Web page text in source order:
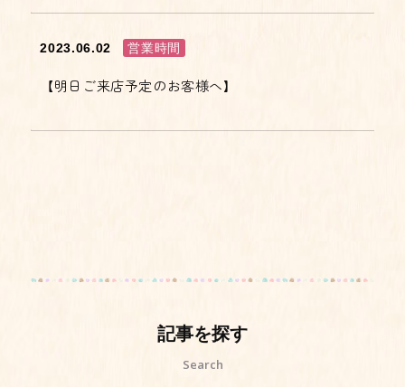
2023.06.02 営業時間
【明日ご来店予定のお客様へ】
記事を探す
Search